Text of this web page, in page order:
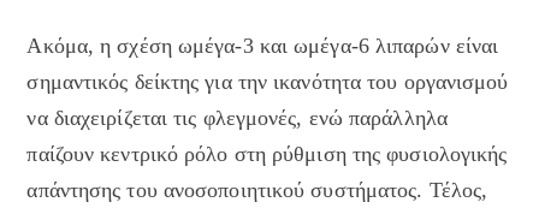
Ακόμα, η σχέση ωμέγα-3 και ωμέγα-6 λιπαρών είναι
σημαντικός δείκτης για την ικανότητα του οργανισμού
να διαχειρίζεται τις φλεγμονές, ενώ παράλληλα
παίζουν κεντρικό ρόλο στη ρύθμιση της φυσιολογικής
απάντησης του ανοσοποιητικού συστήματος. Τέλος,